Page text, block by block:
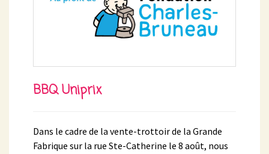
BBQ Uniprix
Dans le cadre de la vente-trottoir de la Grande
Fabrique sur la rue Ste-Catherine le 8 août, nous